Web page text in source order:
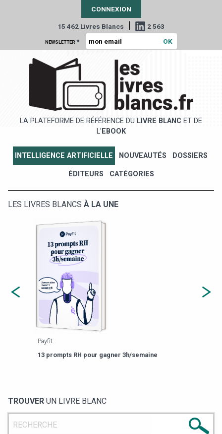
CONNEXION
15 462 Livres Blancs | 2 563
NEWSLETTER *
LA PLATEFORME DE RÉFÉRENCE DU LIVRE BLANC ET DE
L' EBOOK
INTELLIGENCE ARTIFICIELLE NOUVEAUTÉS DOSSIERS
ÉDITEURS CATÉGORIES
LES LIVRES BLANCS À LA UNE
Payfit
13 prompts RH pour gagner 3h/semaine
TROUVER UN LIVRE BLANC